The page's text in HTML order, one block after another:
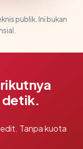
publik. Ini bukan
detik.
Tanpa kuota